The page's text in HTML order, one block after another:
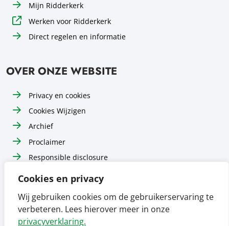
Cookies en privacy
Wij gebruiken cookies om de gebruikerservaring te
verbeteren. Lees hierover meer in onze
privacyverklaring.
Mijn Ridderkerk
Werken voor Ridderkerk
Direct regelen en informatie
OVER ONZE WEBSITE
Privacy en cookies
Cookies Wijzigen
Archief
Proclaimer
Responsible disclosure
Toegankelijkheid